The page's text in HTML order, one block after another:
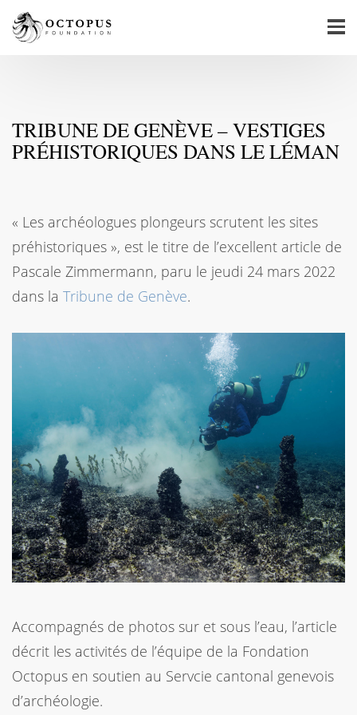
TRIBUNE DE GENÈVE – VESTIGES
PRÉHISTORIQUES DANS LE LÉMAN
« Les archéologues plongeurs scrutent les sites
préhistoriques », est le titre de l’excellent article de
Pascale Zimmermann, paru le jeudi 24 mars 2022
dans la Tribune de Genève.
Accompagnés de photos sur et sous l’eau, l’article
décrit les activités de l’équipe de la Fondation
Octopus en soutien au Servcie cantonal genevois
d’archéologie.